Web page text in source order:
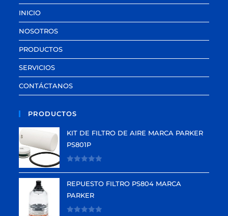
INICIO
NOSOTROS
PRODUCTOS
SERVICIOS
CONTÁCTANOS
PRODUCTOS
KIT DE FILTRO DE AIRE MARCA PARKER
PS801P
o
r
REPUESTO FILTRO PS804 MARCA
PARKER